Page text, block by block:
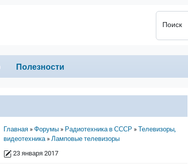
Поиск
Полезности
Строка навигации
Главная Форумы Радиотехника в СССР
Телевизоры,
видеотехника
Ламповые телевизоры
23 января 2017